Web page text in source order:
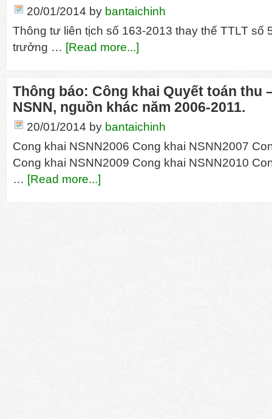
20/01/2014 by bantaichinh
Thông tư liên tịch số 163-2013 thay thế TTLT số
trưởng … [Read more...]
Thông báo: Công khai Quyết toán thu
NSNN, nguồn khác năm 2006-2011.
20/01/2014 by bantaichinh
Cong khai NSNN2006 Cong khai NSNN2007
Cong khai NSNN2009 Cong khai NSNN2010
… [Read more...]